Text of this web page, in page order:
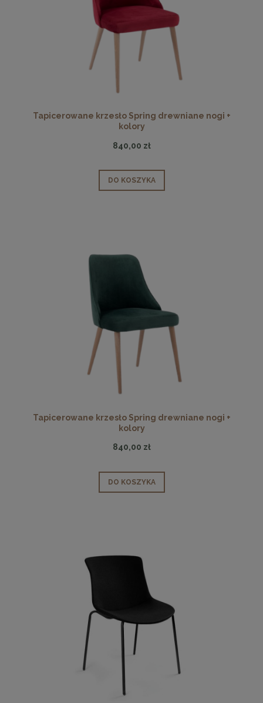
Tapicerowane krzesło Spring drewniane nogi +
kolory
840,00 zł
DO KOSZYKA
Tapicerowane krzesło Spring drewniane nogi +
kolory
840,00 zł
DO KOSZYKA